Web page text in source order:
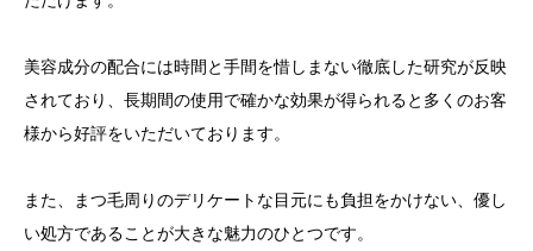
美容成分の配合には時間と手間を惜しまない徹底した研究が反映
されており、長期間の使用で確かな効果が得られると多くのお客
様から好評をいただいております。
また、まつ毛周りのデリケートな目元にも負担をかけない、優し
い処方であることが大きな魅力のひとつです。